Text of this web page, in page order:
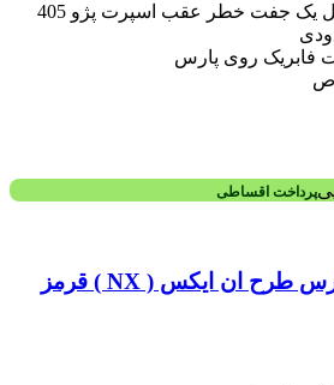
بسته محصول شامل یک جفت خطر عقب اسپرت پژو 405
فابریک روی پارس
پرداخت اقساطی
خطر عقب اسپرت پارس طرح ان ایکس ( NX ) قرمز